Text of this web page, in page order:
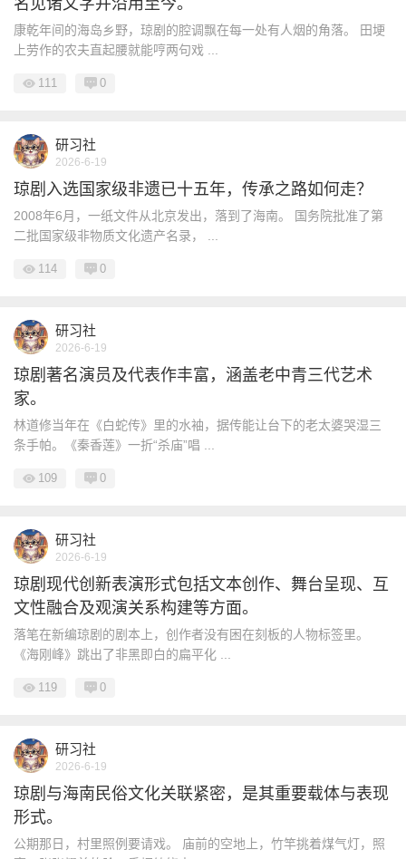
名见诸文字并沿用至今。
康乾年间的海岛乡野，琼剧的腔调飘在每一处有人烟的角落。 田埂
上劳作的农夫直起腰就能哼两句戏 ...
111 0
研习社
2026-6-19
琼剧入选国家级非遗已十五年，传承之路如何走？
2008年6月，一纸文件从北京发出，落到了海南。 国务院批准了第
二批国家级非物质文化遗产名录， ...
114 0
研习社
2026-6-19
琼剧著名演员及代表作丰富，涵盖老中青三代艺术
家。
林道修当年在《白蛇传》里的水袖，据传能让台下的老太婆哭湿三
条手帕。《秦香莲》一折“杀庙”唱 ...
109 0
研习社
2026-6-19
琼剧现代创新表演形式包括文本创作、舞台呈现、互
文性融合及观演关系构建等方面。
落笔在新编琼剧的剧本上，创作者没有困在刻板的人物标签里。
《海刚峰》跳出了非黑即白的扁平化 ...
119 0
研习社
2026-6-19
琼剧与海南民俗文化关联紧密，是其重要载体与表现
形式。
公期那日，村里照例要请戏。 庙前的空地上，竹竿挑着煤气灯，照